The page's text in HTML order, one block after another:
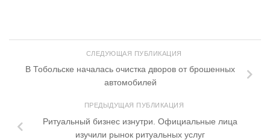
СЛЕДУЮЩАЯ ПУБЛИКАЦИЯ
В Тобольске началась очистка дворов от брошенных
автомобилей
ПРЕДЫДУЩАЯ ПУБЛИКАЦИЯ
Ритуальный бизнес изнутри. Официальные лица
изучили рынок ритуальных услуг